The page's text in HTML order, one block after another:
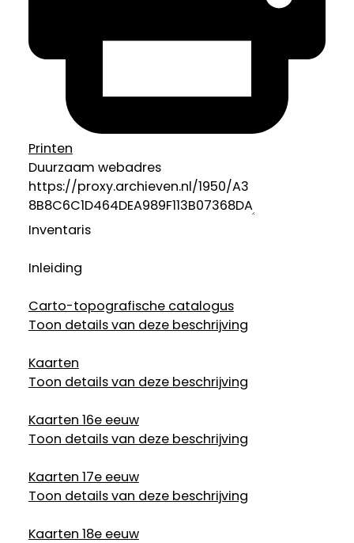
Printen
Duurzaam webadres
Inventaris
Inleiding
Carto-topografische catalogus
Toon details van deze beschrijving
Kaarten
Toon details van deze beschrijving
Kaarten 16e eeuw
Toon details van deze beschrijving
Kaarten 17e eeuw
Toon details van deze beschrijving
Kaarten 18e eeuw